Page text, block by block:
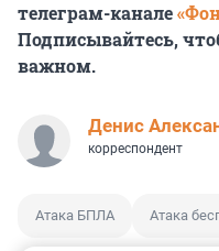
телеграм-канале
Подписывайтесь,
важном.
Денис
корреспондент
Атака БПЛА Атака